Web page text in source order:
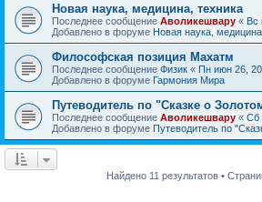
Новая наука, медицина, техника
Последнее сообщение Аволикешвару « Вс
Добавлено в форуме Новая наука,
Философская позиция Махатм
Последнее сообщение Физик « Пн июн 26,
Добавлено в форуме Гармония Мира
Путеводитель по "Сказке о
Последнее сообщение Аволикешвару « Сб
Добавлено в форуме Путеводитель по
Найдено 11 результатов •